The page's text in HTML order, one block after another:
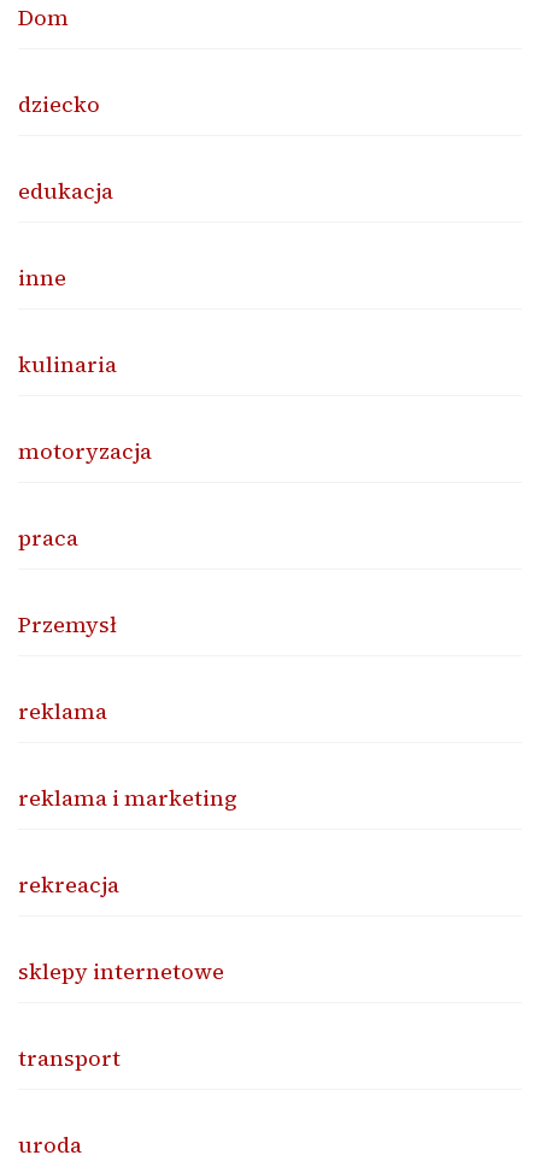
Dom
dziecko
edukacja
inne
kulinaria
motoryzacja
praca
Przemysł
reklama
reklama i marketing
rekreacja
sklepy internetowe
transport
uroda